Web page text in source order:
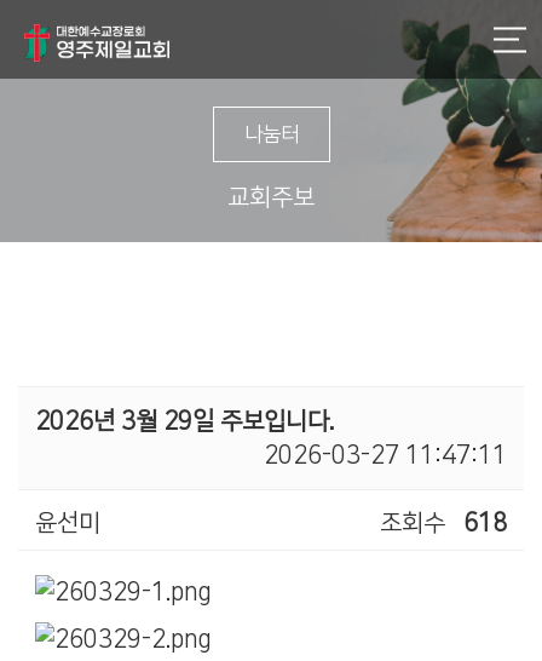
나눔터
교회주보
2026년 3월 29일 주보입니다.
2026-03-27 11:47:11
윤선미 조회수 618